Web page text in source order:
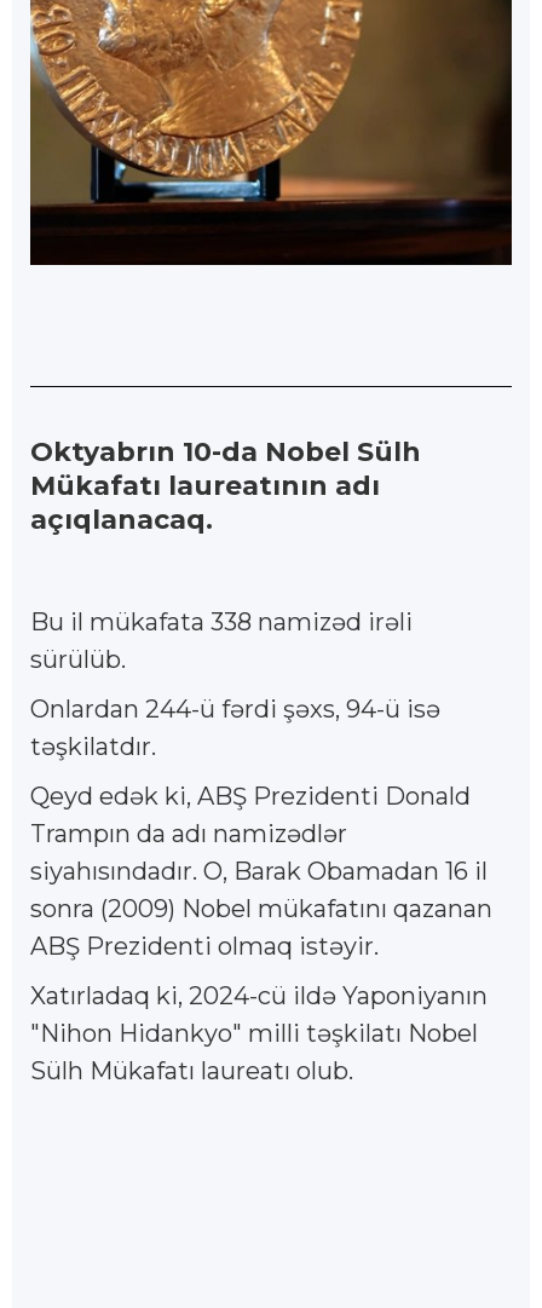
Oktyabrın 10-da Nobel Sülh
Mükafatı laureatının adı
açıqlanacaq.
Bu il mükafata 338 namizəd irəli
sürülüb.
Onlardan 244-ü fərdi şəxs, 94-ü isə
təşkilatdır.
Qeyd edək ki, ABŞ Prezidenti Donald
Trampın da adı namizədlər
siyahısındadır. O, Barak Obamadan 16 il
sonra (2009) Nobel mükafatını qazanan
ABŞ Prezidenti olmaq istəyir.
Xatırladaq ki, 2024-cü ildə Yaponiyanın
"Nihon Hidankyo" milli təşkilatı Nobel
Sülh Mükafatı laureatı olub.